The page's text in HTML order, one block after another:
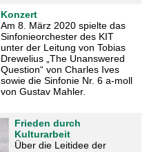
Konzert
Am 8. März 2020 spielte das
Sinfonieorchester des KIT
unter der Leitung von Tobias
Drewelius „The Unanswered
Question“ von Charles Ives
sowie die Sinfonie Nr. 6 a-moll
von Gustav Mahler.
Frieden durch
Kulturarbeit
Über die Leitidee der